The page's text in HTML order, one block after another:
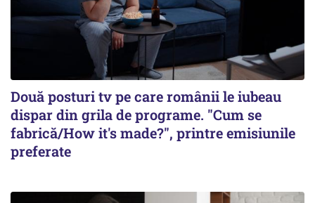
Două posturi tv pe care românii le iubeau
dispar din grila de programe. "Cum se
fabrică/How it's made?", printre emisiunile
preferate